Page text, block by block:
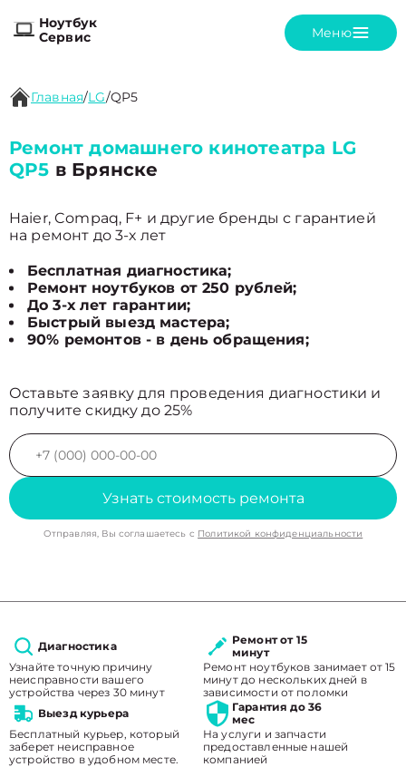
Ноутбук
Сервис
Меню
Главная/LG/QP5
Ремонт домашнего кинотеатра LG
QP5 в Брянске
Haier, Compaq, F+ и другие бренды с гарантией
на ремонт до 3-х лет
Бесплатная диагностика;
Ремонт ноутбуков от 250 рублей;
До 3-х лет гарантии;
Быстрый выезд мастера;
90% ремонтов - в день обращения;
Оставьте заявку для проведения диагностики и
получите скидку до 25%
Узнать стоимость ремонта
Отправляя, Вы соглашаетесь с Политикой конфиденциальности
Диагностика
Узнайте точную причину
неисправности вашего
устройства через 30 минут
Ремонт от 15
минут
Ремонт ноутбуков занимает от 15
минут до нескольких дней в
зависимости от поломки
Выезд курьера
Бесплатный курьер, который
заберет неисправное
устройство в удобном месте.
Гарантия до 36
мес
На услуги и запчасти
предоставленные нашей
компанией